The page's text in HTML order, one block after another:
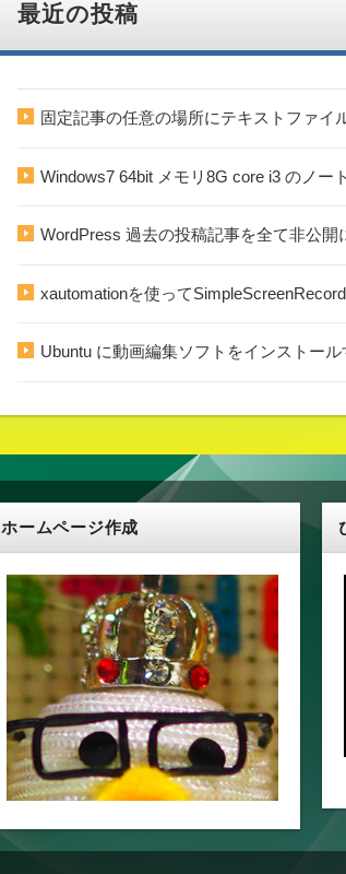
最近の投稿
固定記事の任意の場所にテキストファイ
Windows7 64bit メモリ8G core i3 のノー
WordPress 過去の投稿記事を全て非公開
xautomationを使って
Ubuntu に動画編集ソフトをインストー
ホームページ作成